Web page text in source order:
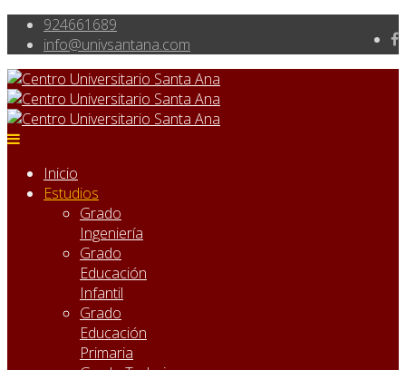
924661689
info@univsantana.com
Inicio
Estudios
Grado
Ingeniería
Grado
Educación
Infantil
Grado
Educación
Primaria